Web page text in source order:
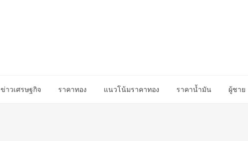
ข่าวเศรษฐกิจ ราคาทอง แนวโน้มราคาทอง ราคาน้ำมัน ผู้ชาย